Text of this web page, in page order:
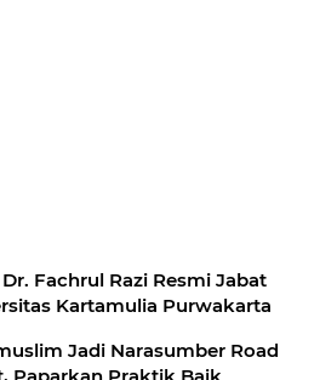
Fachrul Razi Resmi Jabat
Kartamulia Purwakarta
Jadi Narasumber Road